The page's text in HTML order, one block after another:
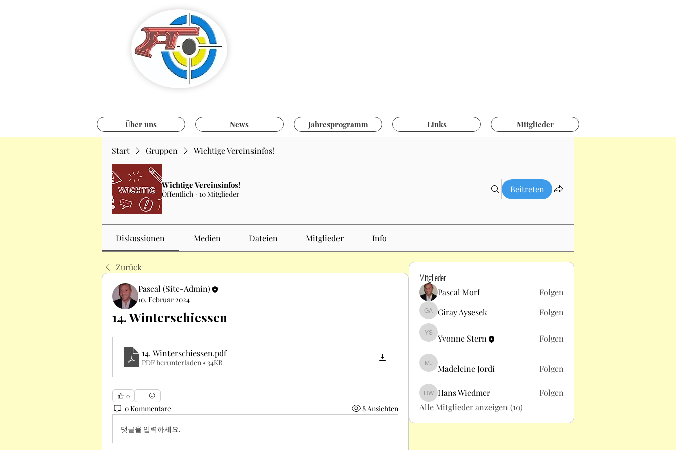
Über uns News Jahresprogramm Links Mitglieder
Start Gruppen Wichtige Vereinsinfos!
Wichtige Vereinsinfos!
Öffentlich · 10 Mitglieder Beitreten
Diskussionen Medien Dateien Mitglieder Info
Zurück
Pascal (Site-Admin)
10. Februar 2024
14. Winterschiessen
14. Winterschiessen.pdf
PDF herunterladen • 34KB
0
0 Kommentare 8 Ansichten
댓글을 입력하세요.
Mitglieder
Pascal Morf Folgen
Giray Aysesek
Giray Aysesek Folgen
Yvonne Stern
Yvonne Stern Folgen
Madeleine Jordi
Madeleine Jordi Folgen
Hans Wiedmer
Hans Wiedmer
Folgen
Alle Mitglieder anzeigen (10)